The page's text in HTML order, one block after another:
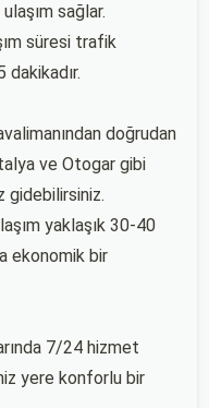
sağlar.
süresi trafik
doğrudan
ve Otogar gibi
gidebilirsiniz.
yaklaşık 30-40
ekonomik bir
7/24 hizmet
yere konforlu bir